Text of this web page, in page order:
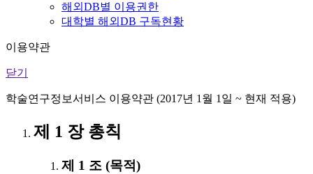
해외DB별 이용권한
대학별 해외DB 구독현황
이용약관
닫기
학술연구정보서비스 이용약관 (2017년 1월 1일 ~ 현재 적용)
제 1 장 총칙
제 1 조 (목적)